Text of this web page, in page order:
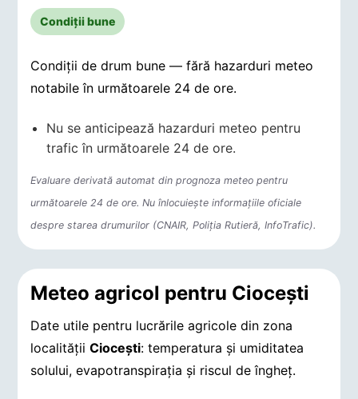
Condiții bune
Condiții de drum bune — fără hazarduri meteo
notabile în următoarele 24 de ore.
Nu se anticipează hazarduri meteo pentru
trafic în următoarele 24 de ore.
Evaluare derivată automat din prognoza meteo pentru
următoarele 24 de ore. Nu înlocuiește informațiile oficiale
despre starea drumurilor (CNAIR, Poliția Rutieră, InfoTrafic).
Meteo agricol pentru Cioceşti
Date utile pentru lucrările agricole din zona
localitățiiCioceşti: temperatura și umiditatea
solului, evapotranspirația și riscul de îngheț.